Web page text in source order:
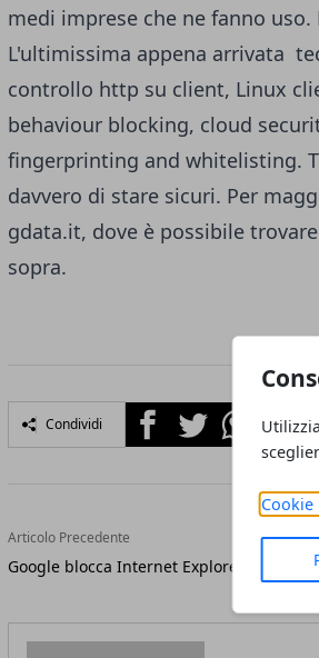
Cookie
medi imprese che ne fanno
L'ultimissima appena arrivata
controllo http su client, Linux
behaviour blocking, cloud
fingerprinting and whitelisting.
davvero di stare sicuri. Per
gdata.it, dove è possibile
sopra.
Condividi FacebookTwitterWhatsapp
Articolo Precedente
Google blocca Internet Explorer 6